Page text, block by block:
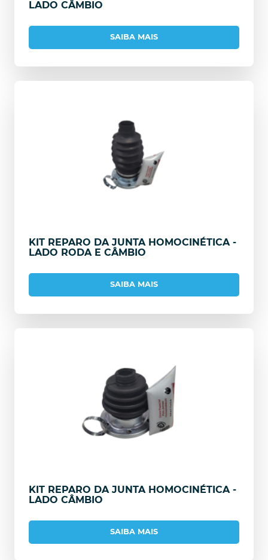
LADO CÂMBIO
SAIBA MAIS
KIT REPARO DA JUNTA HOMOCINÉTICA -
LADO RODA E CÂMBIO
SAIBA MAIS
KIT REPARO DA JUNTA HOMOCINÉTICA -
LADO CÂMBIO
SAIBA MAIS